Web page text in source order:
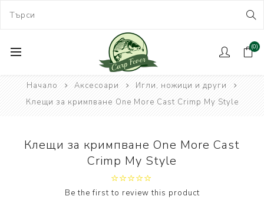
(0)
Начало Аксесоари
Игли, ножици и други
Клещи за кримпване One More Cast Crimp My Style
Клещи за кримпване One More Cast
Crimp My Style
Be the first to review this product